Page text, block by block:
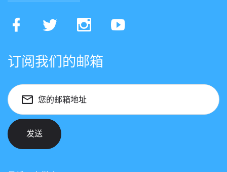
订阅我们的邮箱
您的邮箱地址
发送